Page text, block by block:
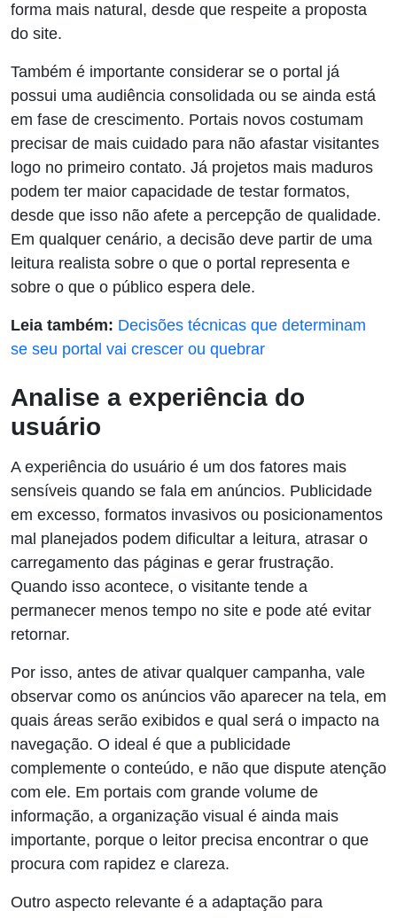
forma mais natural, desde que respeite a proposta
do site.
Também é importante considerar se o portal já
possui uma audiência consolidada ou se ainda está
em fase de crescimento. Portais novos costumam
precisar de mais cuidado para não afastar visitantes
logo no primeiro contato. Já projetos mais maduros
podem ter maior capacidade de testar formatos,
desde que isso não afete a percepção de qualidade.
Em qualquer cenário, a decisão deve partir de uma
leitura realista sobre o que o portal representa e
sobre o que o público espera dele.
Leia também: Decisões técnicas que determinam
se seu portal vai crescer ou quebrar
Analise a experiência do
usuário
A experiência do usuário é um dos fatores mais
sensíveis quando se fala em anúncios. Publicidade
em excesso, formatos invasivos ou posicionamentos
mal planejados podem dificultar a leitura, atrasar o
carregamento das páginas e gerar frustração.
Quando isso acontece, o visitante tende a
permanecer menos tempo no site e pode até evitar
retornar.
Por isso, antes de ativar qualquer campanha, vale
observar como os anúncios vão aparecer na tela, em
quais áreas serão exibidos e qual será o impacto na
navegação. O ideal é que a publicidade
complemente o conteúdo, e não que dispute atenção
com ele. Em portais com grande volume de
informação, a organização visual é ainda mais
importante, porque o leitor precisa encontrar o que
procura com rapidez e clareza.
Outro aspecto relevante é a adaptação para